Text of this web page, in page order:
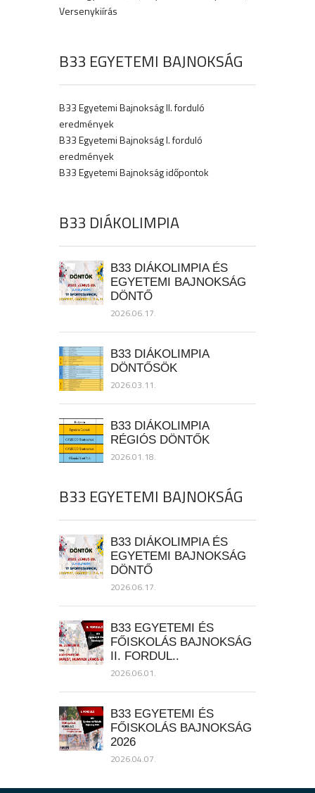
Versenykiírás
B33 EGYETEMI BAJNOKSÁG
B33 Egyetemi Bajnokság II. forduló
eredmények
B33 Egyetemi Bajnokság I. forduló
eredmények
B33 Egyetemi Bajnokság időpontok
B33 DIÁKOLIMPIA
B33 DIÁKOLIMPIA ÉS
EGYETEMI BAJNOKSÁG
DÖNTŐ
2026.06.17.
B33 DIÁKOLIMPIA
DÖNTŐSÖK
2026.03.11.
B33 DIÁKOLIMPIA
RÉGIÓS DÖNTŐK
2026.01.18.
B33 EGYETEMI BAJNOKSÁG
B33 DIÁKOLIMPIA ÉS
EGYETEMI BAJNOKSÁG
DÖNTŐ
2026.06.17.
B33 EGYETEMI ÉS
FŐISKOLÁS BAJNOKSÁG
II. FORDUL..
2026.06.01.
B33 EGYETEMI ÉS
FŐISKOLÁS BAJNOKSÁG
2026
2026.04.07.